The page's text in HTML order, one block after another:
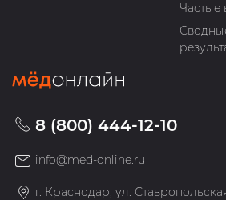
Частые
8 (800) 444-12-10
info@med-online.ru
г. Краснодар, ул.